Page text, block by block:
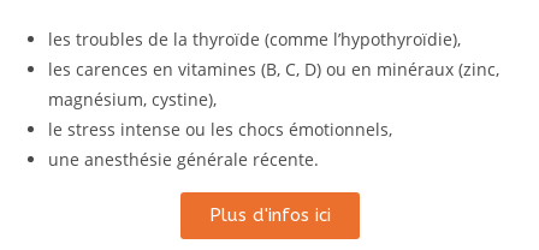
les troubles de la thyroïde (comme l’hypothyroïdie),
les carences en vitamines (B, C, D) ou en minéraux (zinc,
magnésium, cystine),
le stress intense ou les chocs émotionnels,
une anesthésie générale récente.
Plus d'infos ici